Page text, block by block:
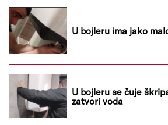
U bojleru ima jako
U bojleru se čuje
zatvori voda